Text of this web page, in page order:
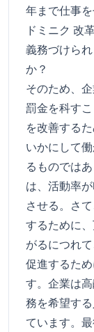
年まで仕事
ドミニク 改
義務づけら
か？
そのため、
罰金を科す
を改善する
いかにして
るものでは
は、活動率
させる。さ
するために
がるにつれ
促進するた
す。企業は
務を希望す
ています。